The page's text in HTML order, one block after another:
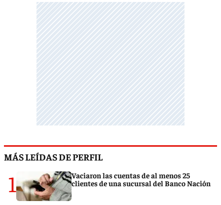
MÁS LEÍDAS DE PERFIL
1
Vaciaron las cuentas de al menos 25
clientes de una sucursal del Banco Nación